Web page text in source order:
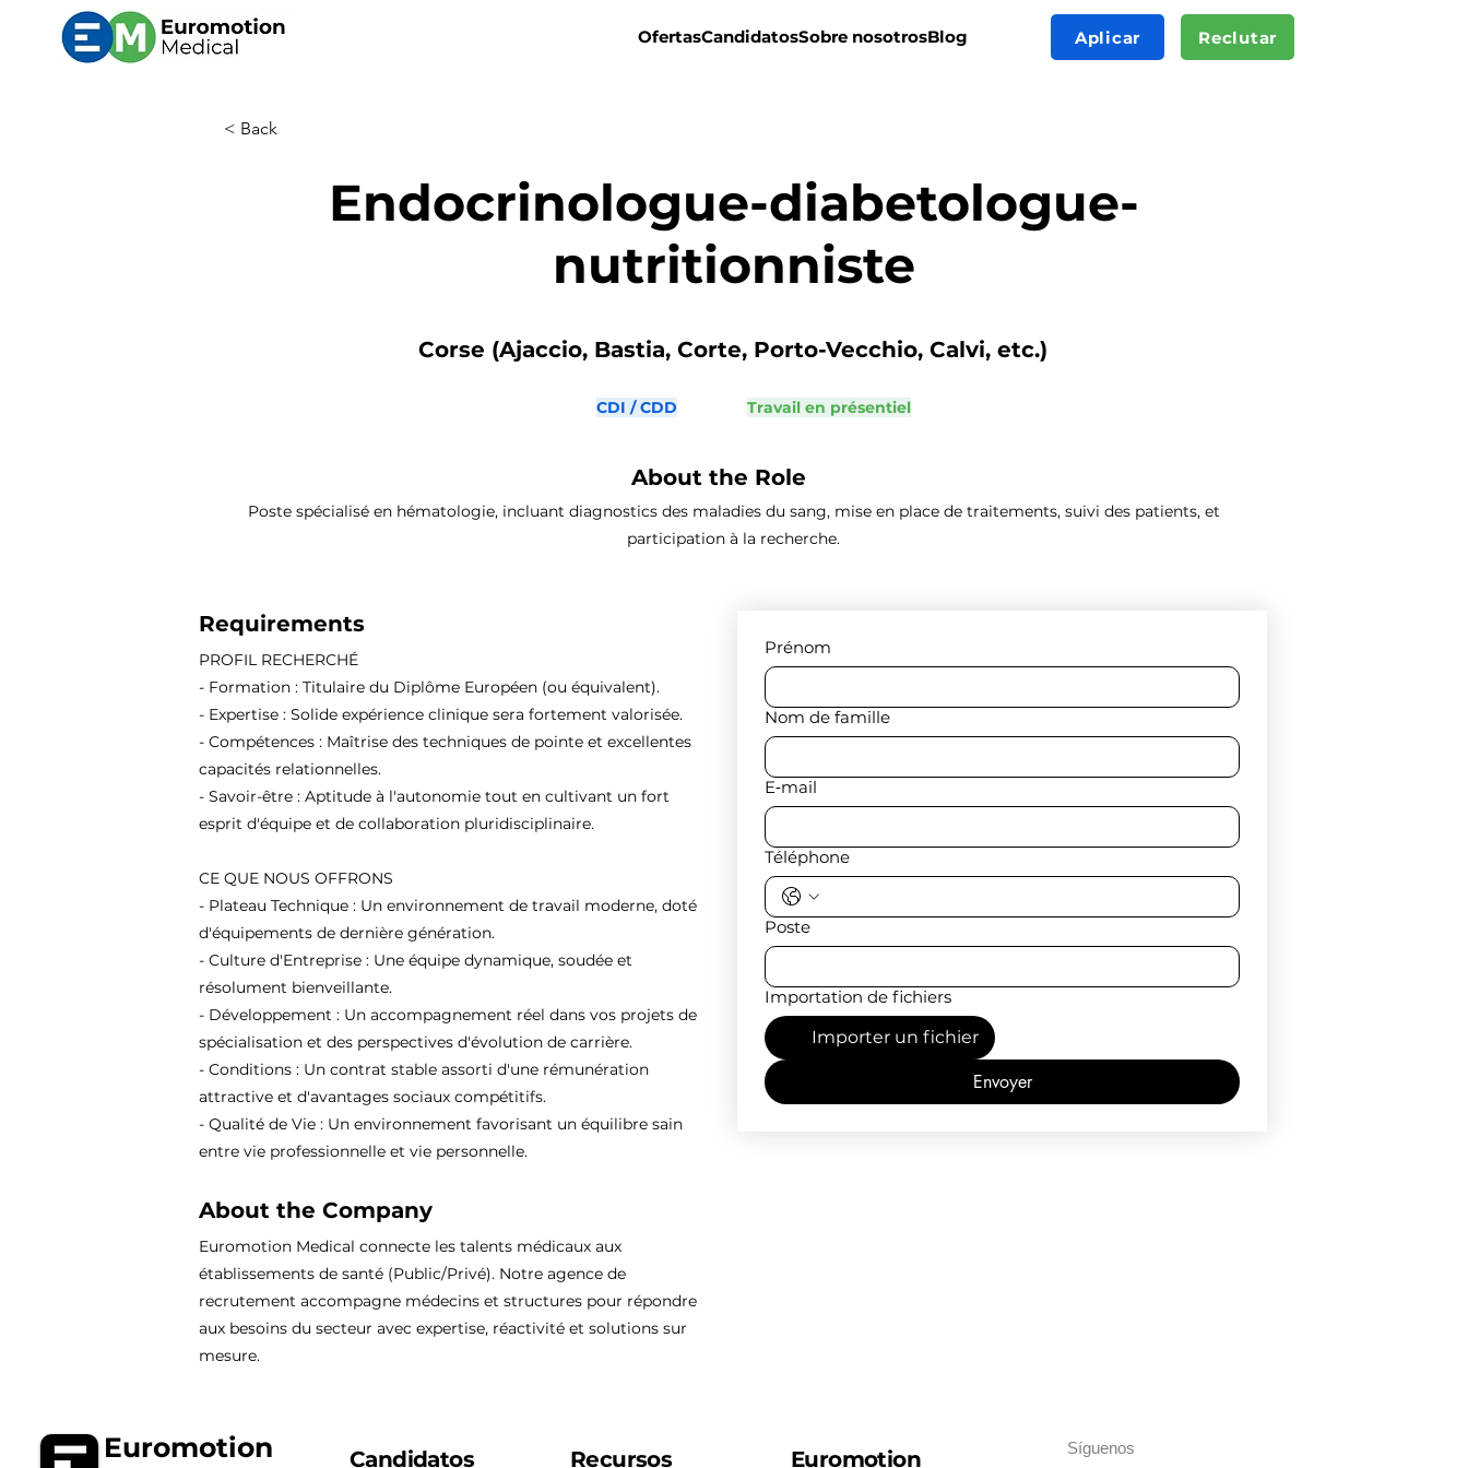
OfertasCandidatosSobre nosotrosBlog Aplicar Reclutar
< Back
Endocrinologue-diabetologue-
nutritionniste
Corse (Ajaccio, Bastia, Corte, Porto-Vecchio, Calvi, etc.)
CDI / CDD Travail en présentiel
About the Role
Poste spécialisé en hématologie, incluant diagnostics des maladies du sang, mise en place de traitements, suivi des patients, et
participation à la recherche.
Requirements
PROFIL RECHERCHÉ
- Formation : Titulaire du Diplôme Européen (ou équivalent).
- Expertise : Solide expérience clinique sera fortement valorisée.
- Compétences : Maîtrise des techniques de pointe et excellentes
capacités relationnelles.
- Savoir-être : Aptitude à l'autonomie tout en cultivant un fort
esprit d'équipe et de collaboration pluridisciplinaire.
CE QUE NOUS OFFRONS
- Plateau Technique : Un environnement de travail moderne, doté
d'équipements de dernière génération.
- Culture d'Entreprise : Une équipe dynamique, soudée et
résolument bienveillante.
- Développement : Un accompagnement réel dans vos projets de
spécialisation et des perspectives d'évolution de carrière.
- Conditions : Un contrat stable assorti d'une rémunération
attractive et d'avantages sociaux compétitifs.
- Qualité de Vie : Un environnement favorisant un équilibre sain
entre vie professionnelle et vie personnelle.
About the Company
Euromotion Medical connecte les talents médicaux aux
établissements de santé (Public/Privé). Notre agence de
recrutement accompagne médecins et structures pour répondre
aux besoins du secteur avec expertise, réactivité et solutions sur
mesure.
Prénom
Nom de famille
E‑mail
Téléphone
Poste
Importation de fichiers
Importer un fichier
Envoyer
Euromotion
Candidatos Recursos Euromotion Síguenos